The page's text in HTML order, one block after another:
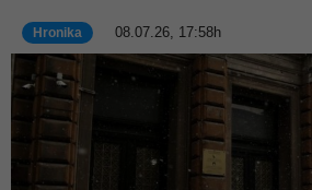
Hronika 08.07.26, 17:58h